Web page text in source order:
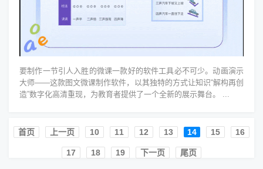
要制作一节引人入胜的微课一款好的软件工具必不可少。动画演示
大师——这款图文微课制作软件，以其独特的方式让知识“解构再创
造”数字化高清重现，为教育者提供了一个全新的展示舞台。 ...
首页️ 上一页 10 11 12 13 14 15 16
17 18 19 下一页 尾页